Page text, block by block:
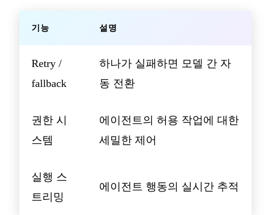
기능 설명
Retry /
fallback
하나가 실패하면 모델 간 자
동 전환
권한 시
스템
에이전트의 허용 작업에 대한
세밀한 제어
실행 스
트리밍
에이전트 행동의 실시간 추적